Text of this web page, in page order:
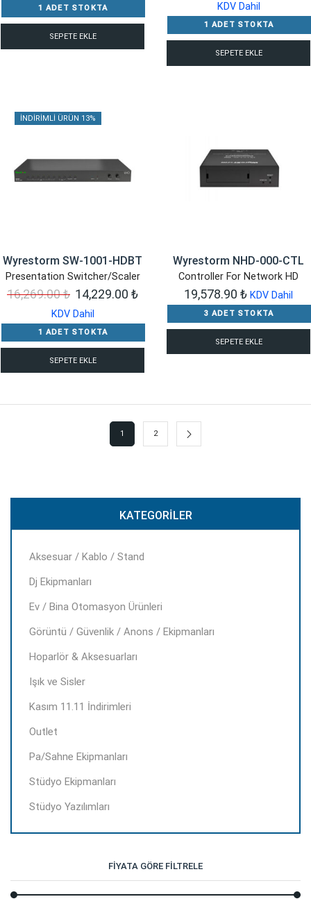
45,849.00 ₺.
40,749.00 ₺.
1 ADET STOKTA
SEPETE EKLE
fiyat:
61,149.00 ₺.
KDV Dahil
1 ADET STOKTA
SEPETE EKLE
İNDIRIMLI ÜRÜN 13%
Wyrestorm SW-1001-HDBT
Presentation Switcher/Scaler
16,269.00₺ Orijinal
fiyat:
16,269.00 ₺.
14,229.00 ₺Şu
14,229.00 ₺.
KDV Dahil
1 ADET STOKTA
SEPETE EKLE
Wyrestorm NHD-000-CTL
Controller For Network HD
19,578.90 ₺ KDV Dahil
3 ADET STOKTA
SEPETE EKLE
1 2
KATEGORILER
Aksesuar / Kablo / Stand
Dj Ekipmanları
Ev / Bina Otomasyon Ürünleri
Görüntü / Güvenlik / Anons / Ekipmanları
Hoparlör & Aksesuarları
Işık ve Sisler
Kasım 11.11 İndirimleri
Outlet
Pa/Sahne Ekipmanları
Stüdyo Ekipmanları
Stüdyo Yazılımları
FIYATA GÖRE FILTRELE